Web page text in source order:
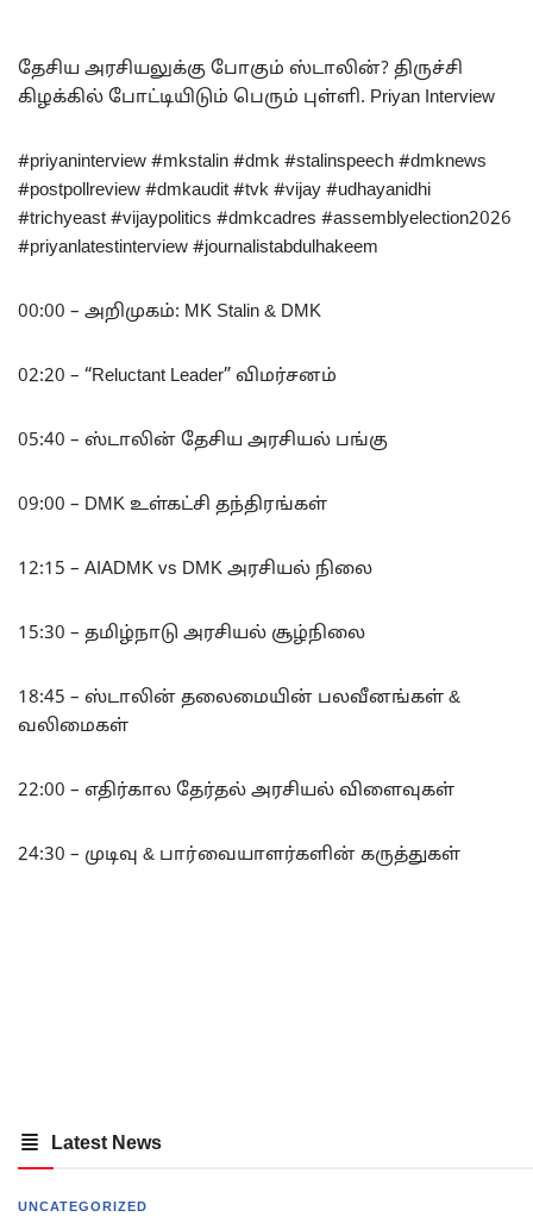
தேசிய அரசியலுக்கு போகும் ஸ்டாலின்? திருச்சி
கிழக்கில் போட்டியிடும் பெரும் புள்ளி. Priyan Interview
#priyaninterview #mkstalin #dmk #stalinspeech #dmknews
#postpollreview #dmkaudit #tvk #vijay #udhayanidhi
#trichyeast #vijaypolitics #dmkcadres #assemblyelection2026
#priyanlatestinterview #journalistabdulhakeem
00:00 – அறிமுகம்: MK Stalin & DMK
02:20 – “Reluctant Leader” விமர்சனம்
05:40 – ஸ்டாலின் தேசிய அரசியல் பங்கு
09:00 – DMK உள்கட்சி தந்திரங்கள்
12:15 – AIADMK vs DMK அரசியல் நிலை
15:30 – தமிழ்நாடு அரசியல் சூழ்நிலை
18:45 – ஸ்டாலின் தலைமையின் பலவீனங்கள் &
வலிமைகள்
22:00 – எதிர்கால தேர்தல் அரசியல் விளைவுகள்
24:30 – முடிவு & பார்வையாளர்களின் கருத்துகள்
Latest News
UNCATEGORIZED